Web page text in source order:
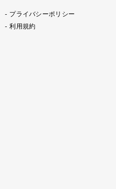
プライバシーポリシー
利用規約